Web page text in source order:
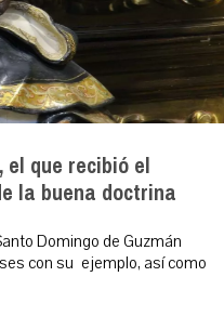
el que recibió el
la buena doctrina
Domingo de Guzmán
con su ejemplo, así como